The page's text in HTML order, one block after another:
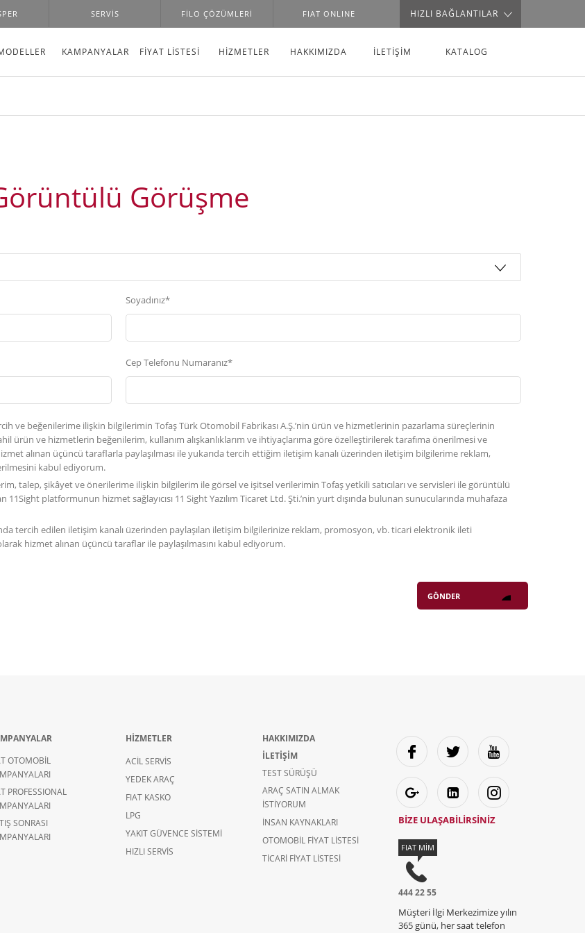
SERVIS FILO ÇÖZÜMLERI FIAT ONLINE HIZLI BAĞLANTILAR
KAMPANYALAR FİYAT LİSTESİ HIZMETLER HAKKIMIZDA İLETİŞİM KATALOG
Görüşme
Soyadınız*
Cep Telefonu Numaranız*
ve beğenilerime ilişkin bilgilerimin Tofaş Türk Otomobil Fabrikası A.Ş.’nin ürün ve hizmetlerinin pazarlama süreçlerinin
ürün ve hizmetlerin beğenilerim, kullanım alışkanlıklarım ve ihtiyaçlarıma göre özelleştirilerek tarafıma önerilmesi ve
alınan üçüncü taraflarla paylaşılması ile yukarıda tercih ettiğim iletişim kanalı üzerinden iletişim bilgilerime reklam,
kabul ediyorum.
talep, şikâyet ve önerilerime ilişkin bilgilerim ile görsel ve işitsel verilerimin Tofaş yetkili satıcıları ve servisleri ile görüntülü
platformunun hizmet sağlayıcısı 11 Sight Yazılım Ticaret Ltd. Şti.’nin yurt dışında bulunan sunucularında muhafaza
tercih edilen iletişim kanalı üzerinden paylaşılan iletişim bilgilerinize reklam, promosyon, vb. ticari elektronik ileti
hizmet alınan üçüncü taraflar ile paylaşılmasını kabul ediyorum.
OTOMOBİL
PROFESSIONAL
SONRASI
HİZMETLER
ACİL SERVİS
YEDEK ARAÇ
FIAT KASKO
LPG
YAKIT GÜVENCE SİSTEMİ
HIZLI SERVİS
HAKKIMIZDA
İLETİŞİM
TEST SÜRÜŞÜ
ARAÇ SATIN ALMAK
İSTIYORUM
İNSAN KAYNAKLARI
OTOMOBIL FIYAT LISTESI
TICARI FIYAT LISTESI
BİZE ULAŞABİLİRSİNİZ
FIAT MİM
444 22 55
Müşteri İlgi Merkezimize yılın
365 günü, her saat telefon